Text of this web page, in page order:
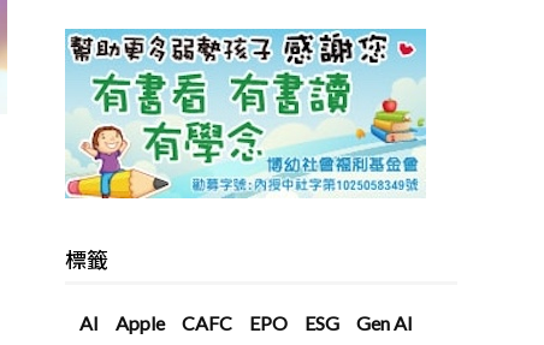
標籤
AI Apple CAFC EPO ESG
Gen AI